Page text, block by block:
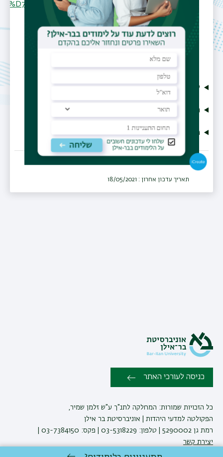
קורות חיים
מחקר
פירסומים
תאריך עדכון אחרון : 18/05/2021
כניסה לעורכי האתר
כל הזכויות שמורות: המחלקה לתנ"ך ע"ש זלמן שמיר,
הפקולטה למדעי היהדות | אוניברסיטת בר אילן
רמת גן 5290002 | טלפון: 03-5318229 | פקס: 03-7384150 |
יצירת קשר